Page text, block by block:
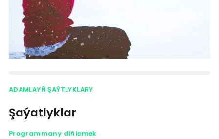
ADAMLAYÑ ŞAÝTLYKLARY
Şaýatlyklar
Programmany diňlemek